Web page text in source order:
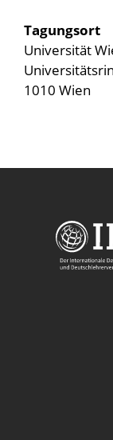
Tagungsort
Universität
1010 Wien